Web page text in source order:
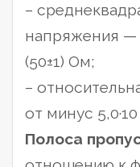
–
напряжения —
(50±1) Ом;
–
от минус 5,0·10
Полоса